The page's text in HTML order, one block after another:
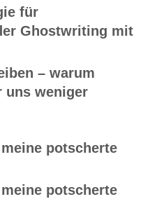
für
Ghostwriting mit
– warum
uns weniger
potscherte
potscherte